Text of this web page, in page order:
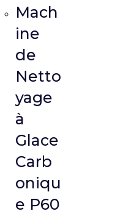
Mach
ine
de
Netto
yage
à
Glace
Carb
oniqu
e P60